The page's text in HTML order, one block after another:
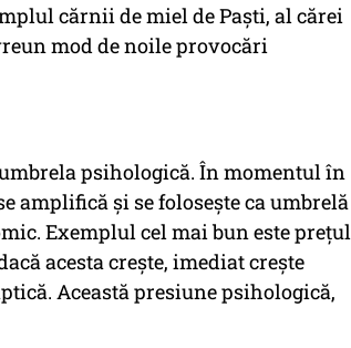
cărnii de miel de Paști, al cărei
mod de noile provocări
psihologică. În momentul în
amplifică și se folosește ca umbrelă
Exemplul cel mai bun este prețul
acesta crește, imediat crește
Această presiune psihologică,